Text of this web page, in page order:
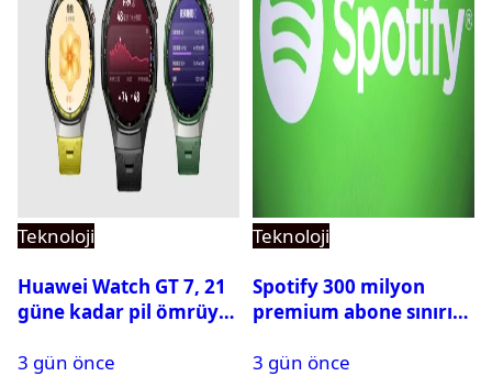
Teknoloji
Huawei Watch GT 7, 21
güne kadar pil ömrüyle
3 gün önce
Teknoloji
Spotify 300 milyon
premium abone sınırını
3 gün önce